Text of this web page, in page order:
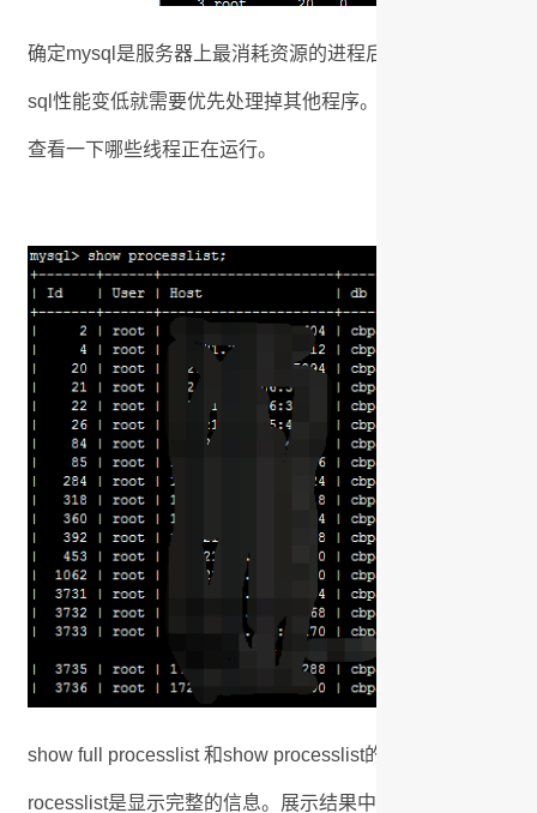
确定mysql是服务器上最消耗资源的进程后，就针对mysql
sql性能变低就需要优先处理掉其他程序。明确之后可以先
查看一下哪些线程正在运行。
show full processlist 和show processlist的区别是show
rocesslist是显示完整的信息。展示结果中的列表示的意思是